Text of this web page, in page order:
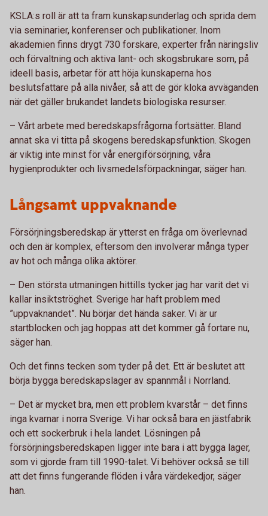
KSLA:s roll är att ta fram kunskapsunderlag och sprida dem
via seminarier, konferenser och publikationer. Inom
akademien finns drygt 730 forskare, experter från näringsliv
och förvaltning och aktiva lant- och skogsbrukare som, på
ideell basis, arbetar för att höja kunskaperna hos
beslutsfattare på alla nivåer, så att de gör kloka avväganden
när det gäller brukandet landets biologiska resurser.
– Vårt arbete med beredskapsfrågorna fortsätter. Bland
annat ska vi titta på skogens beredskapsfunktion. Skogen
är viktig inte minst för vår energiförsörjning, våra
hygienprodukter och livsmedelsförpackningar, säger han.
Långsamt uppvaknande
Försörjningsberedskap är ytterst en fråga om överlevnad
och den är komplex, eftersom den involverar många typer
av hot och många olika aktörer.
– Den största utmaningen hittills tycker jag har varit det vi
kallar insiktströghet. Sverige har haft problem med
”uppvaknandet”. Nu börjar det hända saker. Vi är ur
startblocken och jag hoppas att det kommer gå fortare nu,
säger han.
Och det finns tecken som tyder på det. Ett är beslutet att
börja bygga beredskapslager av spannmål i Norrland.
– Det är mycket bra, men ett problem kvarstår – det finns
inga kvarnar i norra Sverige. Vi har också bara en jästfabrik
och ett sockerbruk i hela landet. Lösningen på
försörjningsberedskapen ligger inte bara i att bygga lager,
som vi gjorde fram till 1990-talet. Vi behöver också se till
att det finns fungerande flöden i våra värdekedjor, säger
han.